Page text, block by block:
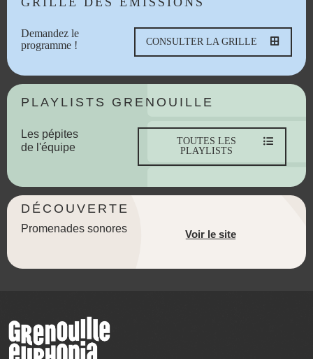
Demandez le
programme !
CONSULTER LA GRILLE
PLAYLISTS GRENOUILLE
Les pépites
de l'équipe
TOUTES LES
PLAYLISTS
DÉCOUVERTE
Promenades sonores Voir le site